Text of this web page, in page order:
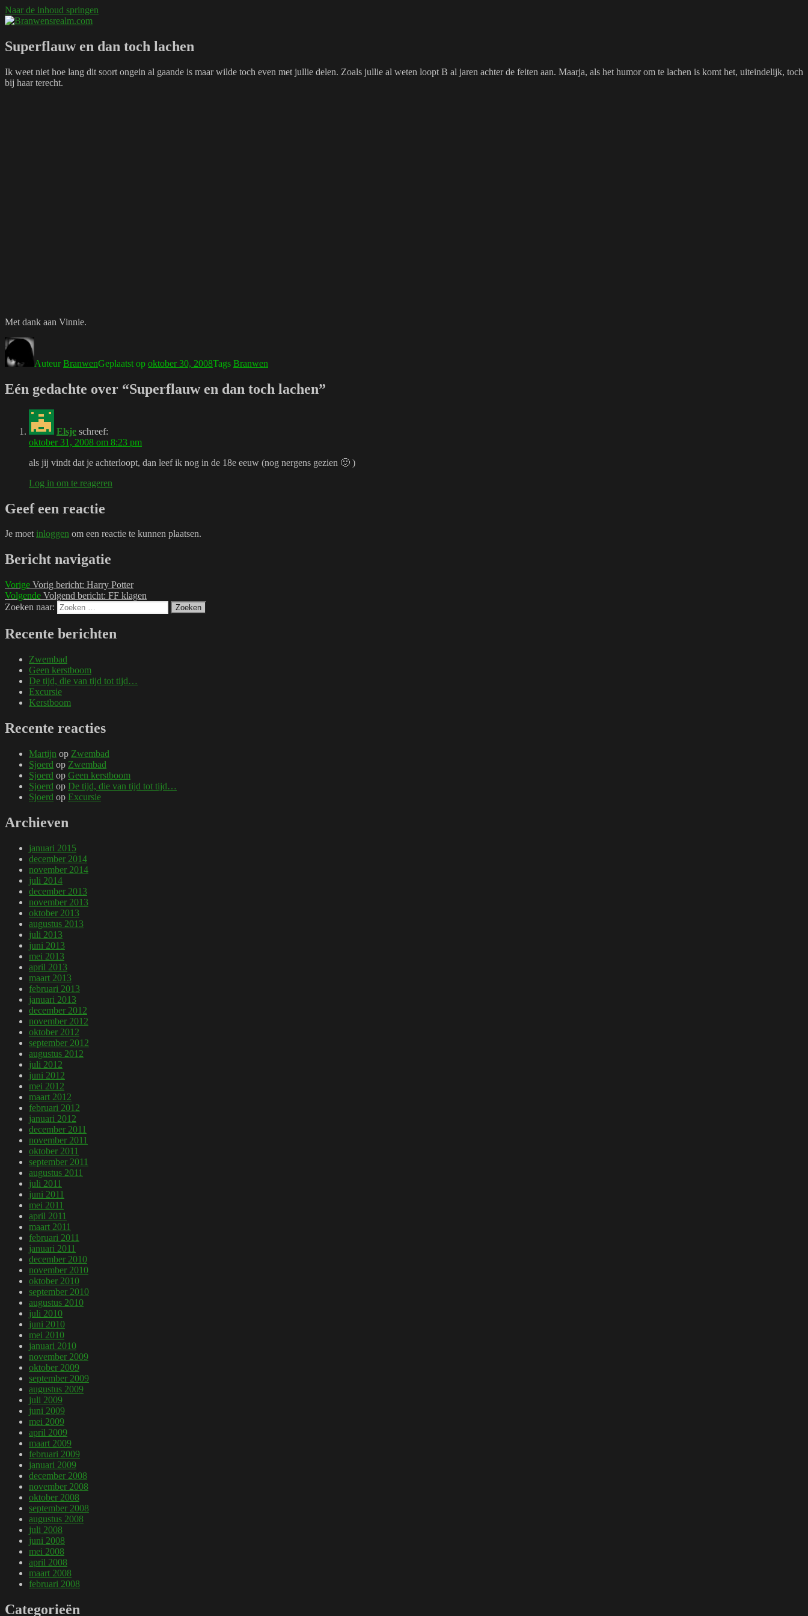
Naar de inhoud springen
Superflauw en dan toch lachen
Ik weet niet hoe lang dit soort ongein al gaande is maar wilde toch even met jullie delen. Zoals jullie al weten loopt B al jaren achter de feiten aan. Maarja, als het humor om te lachen is komt het, uiteindelijk, toch
bij haar terecht.
Met dank aan Vinnie.
AuteurBranwenGeplaatst op oktober 30, 2008Tags Branwen
Eén gedachte over “Superflauw en dan toch lachen”
Elsje schreef:
oktober 31, 2008 om 8:23 pm
als jij vindt dat je achterloopt, dan leef ik nog in de 18e eeuw (nog nergens gezien 🙂 )
Log in om te reageren
Geef een reactie
Je moetinloggen om een reactie te kunnen plaatsen.
Bericht navigatie
Vorige Vorig bericht: Harry Potter
Volgende Volgend bericht: FF klagen
Zoeken naar:
Zoeken
Recente berichten
Zwembad
Geen kerstboom
De tijd, die van tijd tot tijd…
Excursie
Kerstboom
Recente reacties
Martijn op Zwembad
Sjoerd op Zwembad
Sjoerd op Geen kerstboom
Sjoerd op De tijd, die van tijd tot tijd…
Sjoerd op Excursie
Archieven
januari 2015
december 2014
november 2014
juli 2014
december 2013
november 2013
oktober 2013
augustus 2013
juli 2013
juni 2013
mei 2013
april 2013
maart 2013
februari 2013
januari 2013
december 2012
november 2012
oktober 2012
september 2012
augustus 2012
juli 2012
juni 2012
mei 2012
maart 2012
februari 2012
januari 2012
december 2011
november 2011
oktober 2011
september 2011
augustus 2011
juli 2011
juni 2011
mei 2011
april 2011
maart 2011
februari 2011
januari 2011
december 2010
november 2010
oktober 2010
september 2010
augustus 2010
juli 2010
juni 2010
mei 2010
januari 2010
november 2009
oktober 2009
september 2009
augustus 2009
juli 2009
juni 2009
mei 2009
april 2009
maart 2009
februari 2009
januari 2009
december 2008
november 2008
oktober 2008
september 2008
augustus 2008
juli 2008
juni 2008
mei 2008
april 2008
maart 2008
februari 2008
Categorieën